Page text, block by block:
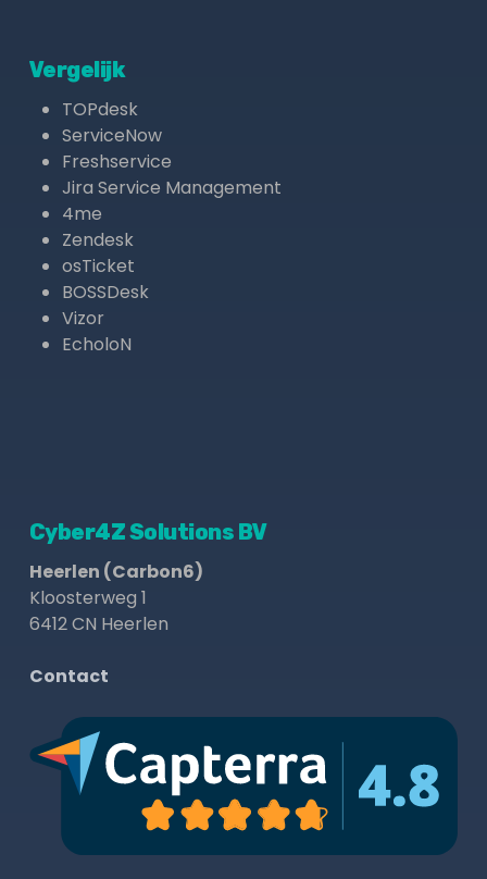
Vergelijk
TOPdesk
ServiceNow
Freshservice
Jira Service Management
4me
Zendesk
osTicket
BOSSDesk
Vizor
EcholoN
Cyber4Z Solutions BV
Heerlen (Carbon6)
Kloosterweg 1
6412 CN Heerlen
Contact